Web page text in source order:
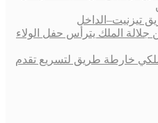
تيزنيت–الداخل
الملك يترأس حفل الولاء
خارطة طريق لتسريع تقدم